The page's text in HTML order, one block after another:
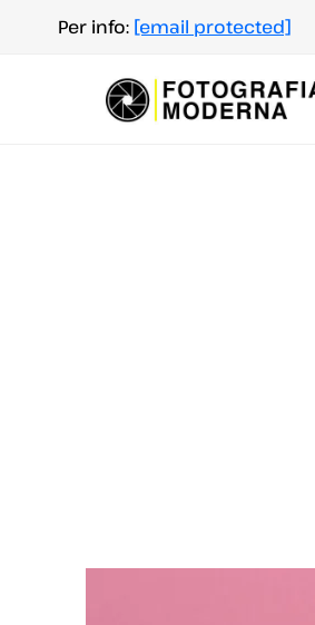
contenuto
Per info: [email protected]